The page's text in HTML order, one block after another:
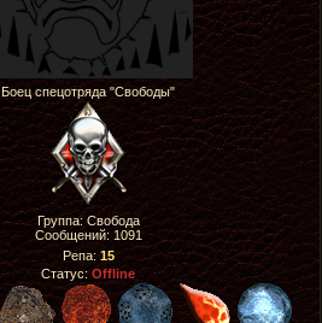
Боец спецотряда "Свободы"
Группа: Свобода
Сообщений: 1091
Репа: 15
Статус:Offline